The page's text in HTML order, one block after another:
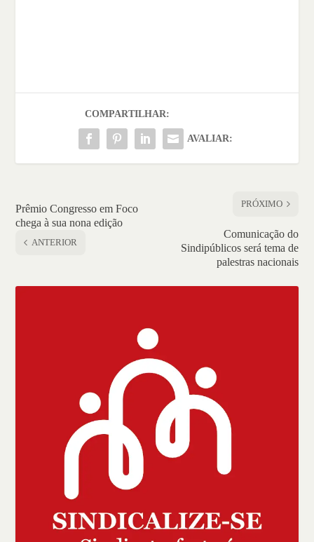
COMPARTILHAR:
AVALIAR:
Prêmio Congresso em Foco
chega à sua nona edição
ANTERIOR
PRÓXIMO
Comunicação do
Sindipúblicos será tema de
palestras nacionais